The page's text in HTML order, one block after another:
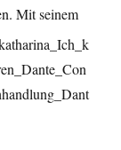
Mit seinem